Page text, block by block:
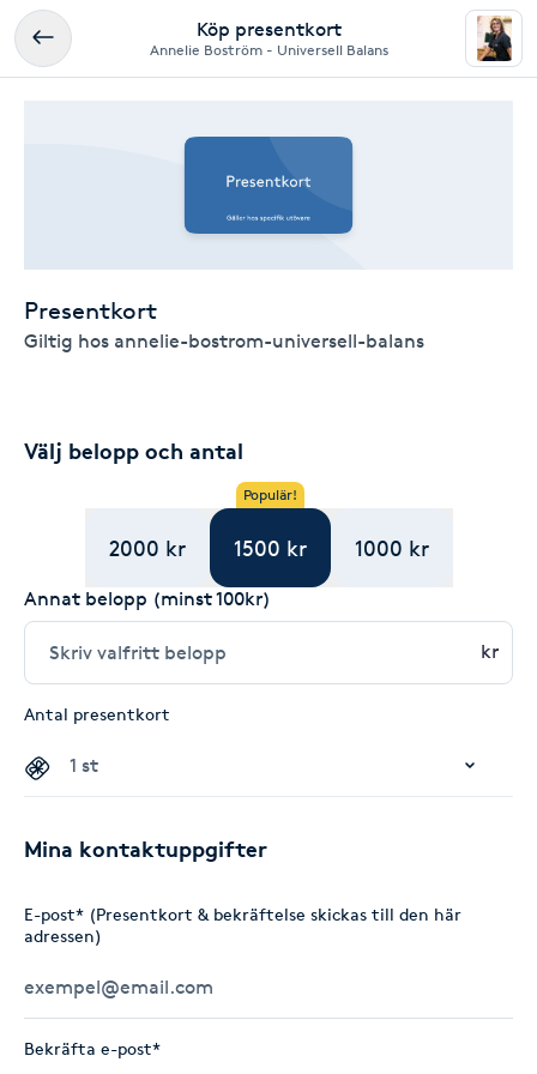
Köp presentkort
Annelie Boström - Universell Balans
Presentkort
Giltig hos annelie-bostrom-universell-balans
Välj belopp och antal
2000 kr
Populär!
1500 kr 1000 kr
Annat belopp (minst 100kr)
kr
Antal presentkort
Mina kontaktuppgifter
E-post* (Presentkort & bekräftelse skickas till den här
adressen)
Bekräfta e-post*